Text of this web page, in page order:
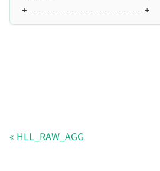
+-------------------------+
HLL_RAW_AGG